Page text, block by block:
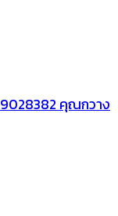
คุณกวาง